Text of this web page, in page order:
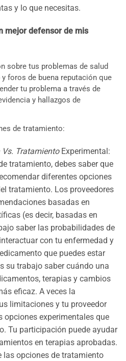
y lo que necesitas.
mejor defensor de mis
sobre tus problemas de salud
foros de buena reputación que
tu problema a través de
y hallazgos de
de tratamiento:
Vs. Tratamiento Experimental:
tratamiento, debes saber que
diferentes opciones
tratamiento. Los proveedores
basadas en
(es decir, basadas en
saber las probabilidades de
con tu enfermedad y
que puedes estar
su trabajo saber cuándo una
terapias y cambios
eficaz. A veces la
limitaciones y tu proveedor
opciones experimentales que
Tu participación puede ayudar
en terapias aprobadas.
las opciones de tratamiento